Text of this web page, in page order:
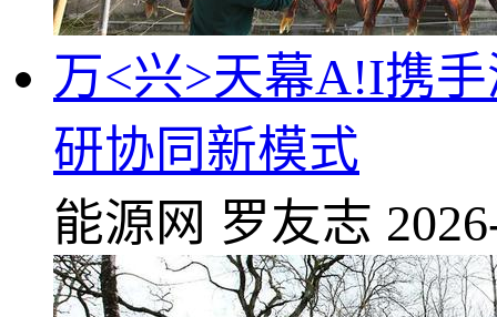
万<兴>天幕A!I携
研协同新模式
能源网 罗友志